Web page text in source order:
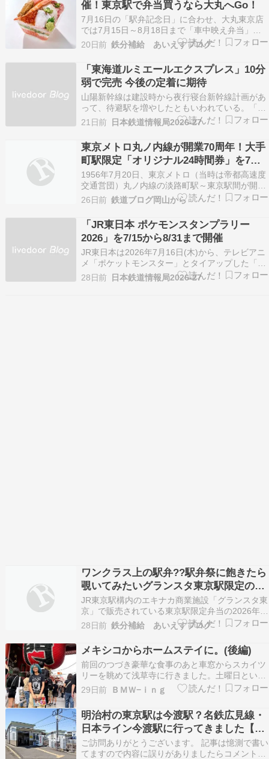
催！東京駅で弁当買うなら大丸へGo！
7月16日の「駅弁記念日」に合わせ、大丸東京店
では7月15日～8月18日まで「車中映え弁当」フ
ェアを開催します。約60mの「お弁当ストリー
ト」には名店の弁当がそろい、新幹線での移動や
職場でのランチを華やかに彩る商品を販売しま
す。新作の黒毛和… The post 車中映え弁当?? …
20日前 鉄分補給 あいえすブログ
「東海道ルミエールエクスプレス」10分
弱で完売 今後の定着に期待
山陽新幹線は建設時から夜行寝台新幹線計画があ
って、待避駅を増やしたともいわれている。「新
幹線夜行列車」は国鉄時代から利用者の要望があ
り、どこかで長時間停車すれば可能ではないか、
とたびたび話題になっていた。その夢が1つ叶い
つつある。JR東海は、8月8日に「東京駅22時
発、新大阪駅翌…
21日前 日本鉄道情報局2026-27
東京メトロ丸ノ内線が開業70周年！大手
町駅限定「オリジナル24時間券」を7月
20日から発売
1956年7月20日、東京メトロ（当時は帝都高速度
交通営団）丸ノ内線の淡路町駅～東京駅間が開業
しました。 この開業により、大手町駅も営業を開
始。今年2026年で開業70周年という大きな節目
を迎えます。 現在では丸ノ内線だけでなく、東西
線・千代田線・半蔵門線が乗り入れる東京を代表
す…
26日前 鉄道ブログ岡山から
「JR東日本 ポケモンスタンプラリー
2026」を7/15から8/31まで開催
JR東日本は2026年7月16日(木)から、テレビアニ
メ「ポケットモンスター」とタイアップした「JR
東日本 ポケモンスタンプラリー2026」を開催し
ます。開催期間は8月31日(月)までで、賞品の引
28日前 日本鉄道情報局2026-27
ワンクラス上の駅弁??駅弁祭に飽きたら
覗いてみたいグランスタ東京駅限定の駅
弁⁉
JR東京駅構内のエキナカ商業施設「グランスタ東
京」で販売されている東京駅限定弁当の2026年5
月の売上ランキングでは、「オーベルジーヌ」の
「ミートミックスカレー Bタイプ」が3年連続で1
位となりました。2位は「浅草今半」の「グラン
スタ東京 … The post ワンクラス上の駅弁…
28日前 鉄分補給 あいえすブログ
メキシコからホームステイに。(後編)
前回のつづき豪華な食事のあと車窓からスカイツ
リーを眺めて浅草寺に行きました。土曜日という
こともあってすごい人でしたね。雷門の大提灯の
前で写真を撮ることができました。本堂の横にあ
るおみくじにチャレンジ！すげー 大吉出ました。
初めて見ましたね。近くにあるお濃茶スイーツ専
門店 雷一茶に…
29日前 ＢＭＷ−ｉｎｇ
明治村の東京駅は今渡駅？名鉄広見線・
日本ライン今渡駅に行ってきました【ま
ったり駅探訪】
ご訪問ありがとうございます。 記事は憶測で書い
てますので内容に誤りがありましたらコメント等